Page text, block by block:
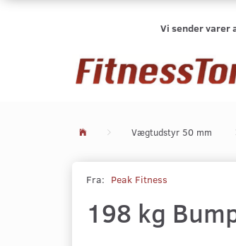
Vi sender
Vægtudstyr 50 mm
Fra: Peak Fitness
198 kg